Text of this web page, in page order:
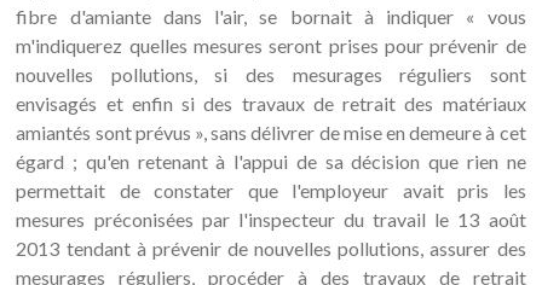
fibre d'amiante dans l'air, se bornait à indiquer « vous
m'indiquerez quelles mesures seront prises pour prévenir de
nouvelles pollutions, si des mesurages réguliers sont
envisagés et enfin si des travaux de retrait des matériaux
amiantés sont prévus », sans délivrer de mise en demeure à cet
égard ; qu'en retenant à l'appui de sa décision que rien ne
permettait de constater que l'employeur avait pris les
mesures préconisées par l'inspecteur du travail le 13 août
2013 tendant à prévenir de nouvelles pollutions, assurer des
mesurages réguliers, procéder à des travaux de retrait